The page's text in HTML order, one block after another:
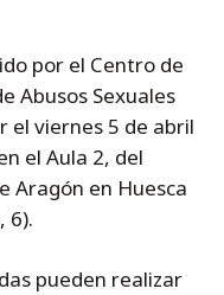
por el Centro de
Abusos Sexuales
el viernes 5 de abril
el Aula 2, del
Aragón en Huesca
6).
pueden realizar